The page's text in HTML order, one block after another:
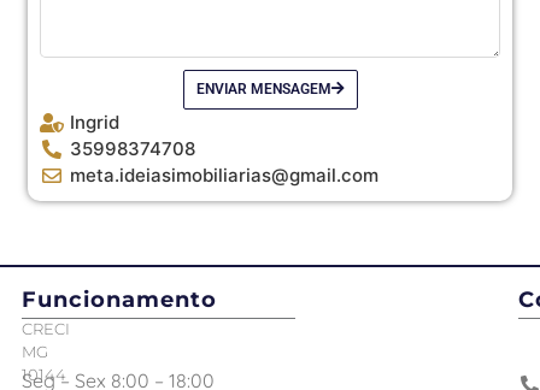
ENVIAR MENSAGEM
Ingrid
35998374708
meta.ideiasimobiliarias@gmail.com
CRECI
MG
10144
Funcionamento
Seg – Sex 8:00 – 18:00